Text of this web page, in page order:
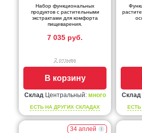
Набор функциональных
продуктов с растительными
экстрактами для комфорта
пищеварения.
7 035 руб.
2 отзыва
В корзину
СкладЦентральный: много
ЕСТЬ НА ДРУГИХ СКЛАДАХ
Склад
ЕСТЬ
34 аплей